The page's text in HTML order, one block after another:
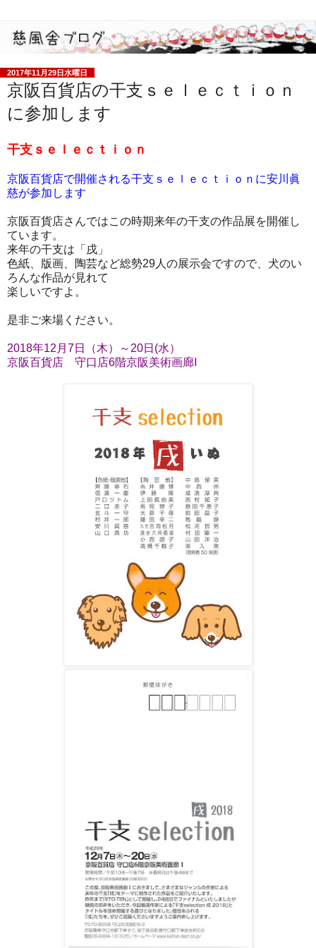
2017年11月29日水曜日
京阪百貨店の干支ｓｅｌｅｃｔｉｏｎ
に参加します
干支ｓｅｌｅｃｔｉｏｎ
京阪百貨店で開催される干支ｓｅｌｅｃｔｉｏｎに安川眞
慈が参加します
京阪百貨店さんではこの時期来年の干支の作品展を開催し
ています。
来年の干支は「戌」
色紙、版画、陶芸など総勢29人の展示会ですので、犬のい
ろんな作品が見れて
楽しいですよ。
是非ご来場ください。
2018年12月7日（木）～20日(水）
京阪百貨店 守口店6階京阪美術画廊Ⅰ